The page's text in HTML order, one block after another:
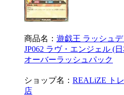
商品名： 遊戯王 ラッシュ
JP062 ラヴ・エンジェル (
オーバーラッシュパック
ショップ名： REALiZE ト
店